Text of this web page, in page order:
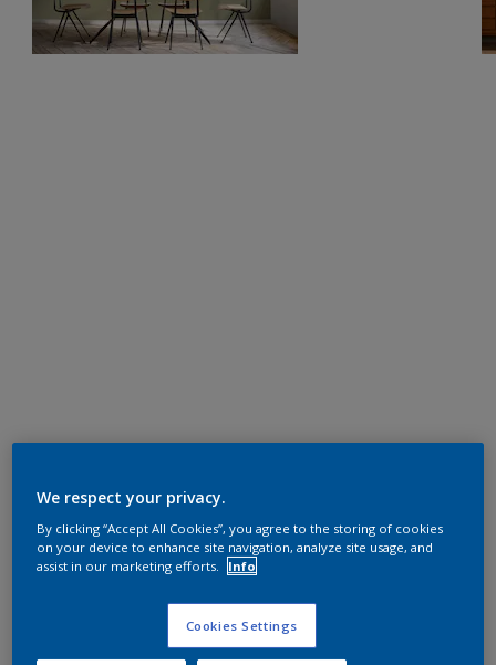
We respect your privacy.
By clicking “Accept All Cookies”, you agree to the storing of cookies
on your device to enhance site navigation, analyze site usage, and
assist in our marketing efforts.
Info
Cookies Settings